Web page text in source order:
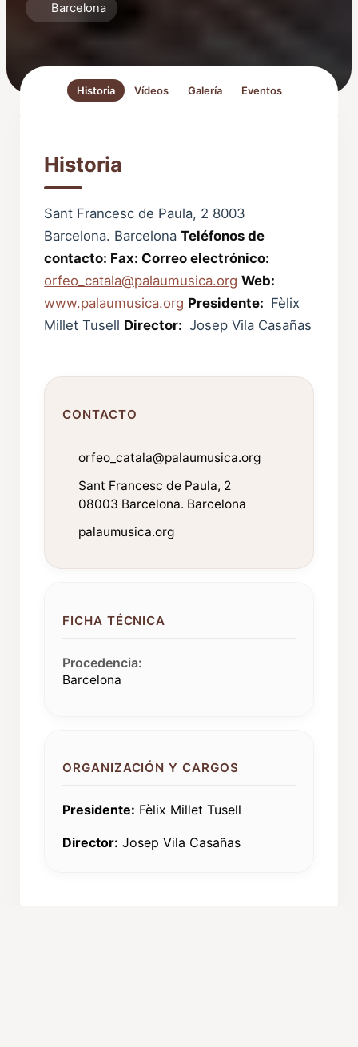
Barcelona
Historia Vídeos Galería Eventos
Historia
Sant Francesc de Paula, 2 8003
Barcelona. BarcelonaTeléfonos de
contacto: Fax: Correo electrónico:
orfeo_catala@palaumusica.org Web:
www.palaumusica.org Presidente: Fèlix
Millet Tusell Director: Josep Vila Casañas
CONTACTO
orfeo_catala@palaumusica.org
Sant Francesc de Paula, 2
08003 Barcelona. Barcelona
palaumusica.org
FICHA TÉCNICA
Procedencia:
Barcelona
ORGANIZACIÓN Y CARGOS
Presidente: Fèlix Millet Tusell
Director: Josep Vila Casañas